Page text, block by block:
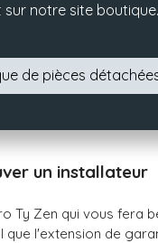
notre site boutique.
de pièces
un installateur
Ty Zen qui vous fera
que l'extension de